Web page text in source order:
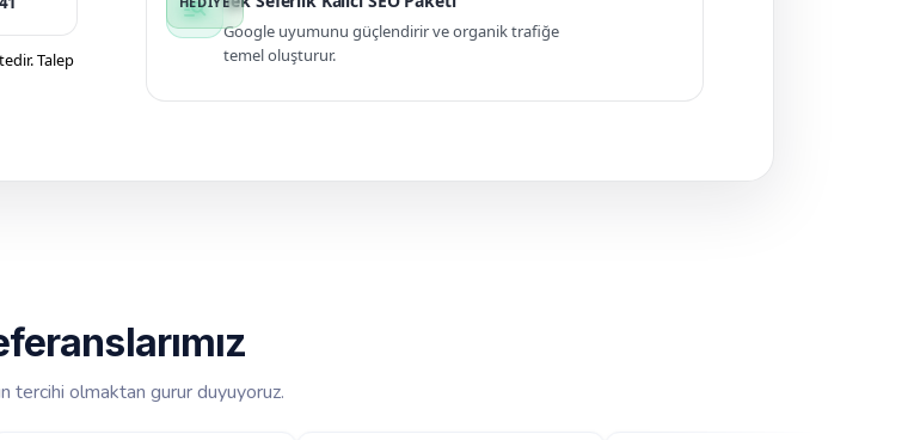
Talep
manage_search
Google uyumunu güçlendirir ve organik trafiğe
temel oluşturur.
tercihi olmaktan gurur duyuyoruz.